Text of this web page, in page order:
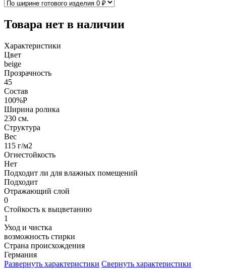
Товара нет в наличии
Характеристики
Цвет
beige
Прозрачность
45
Состав
100%P
Ширина ролика
230 см.
Структура
Вес
115 г/м2
Огнестойкость
Нет
Подходит ли для влажных помещений
Подходит
Отражающий слой
0
Стойкость к выцветанию
1
Уход и чистка
возможность стирки
Страна происхождения
Германия
Развернуть характеристики Свернуть характеристики